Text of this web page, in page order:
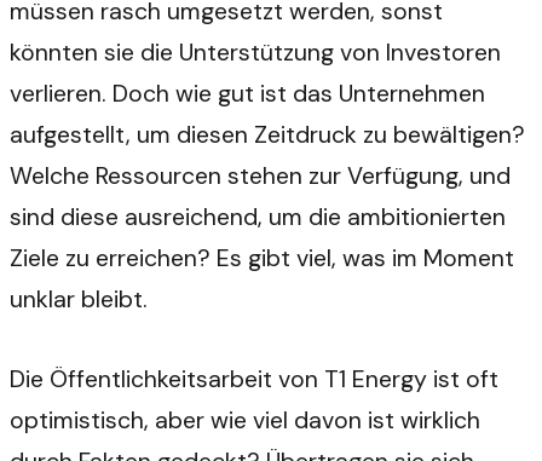
müssen rasch umgesetzt werden, sonst
könnten sie die Unterstützung von Investoren
verlieren. Doch wie gut ist das Unternehmen
aufgestellt, um diesen Zeitdruck zu bewältigen?
Welche Ressourcen stehen zur Verfügung, und
sind diese ausreichend, um die ambitionierten
Ziele zu erreichen? Es gibt viel, was im Moment
unklar bleibt.
Die Öffentlichkeitsarbeit von T1 Energy ist oft
optimistisch, aber wie viel davon ist wirklich